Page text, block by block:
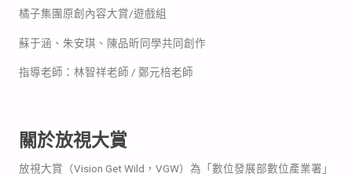
橘子集團原創內容大賞/遊戲組
蘇于涵、朱安琪、陳品昕同學共同創作
指導老師：林智祥老師 / 鄭元棓老師
關於放視大賞
放視大賞（Vision Get Wild，VGW）為「數位發展部數位產業署」